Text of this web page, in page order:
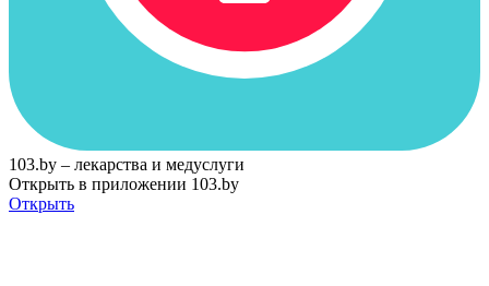
103.by – лекарства и медуслуги
Открыть в приложении 103.by
Открыть